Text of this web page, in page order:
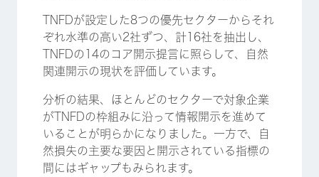
TNFDが設定した8つの優先セクターからそれ
ぞれ水準の高い2社ずつ、計16社を抽出し、
TNFDの14のコア開示提言に照らして、自然
関連開示の現状を評価しています。
分析の結果、ほとんどのセクターで対象企業
がTNFDの枠組みに沿って情報開示を進めて
いることが明らかになりました。一方で、自
然損失の主要な要因と開示されている指標の
間にはギャップもみられます。